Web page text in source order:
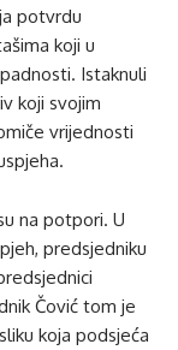
potvrdu
koji u
Istaknuli
koji svojim
vrijednosti
na potpori. U
predsjedniku
Čović tom je
koja podsjeća